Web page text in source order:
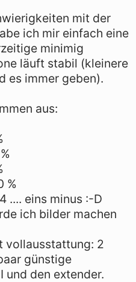
mit der
ich mir einfach eine
minimig
läuft stabil (kleinere
es immer geben).
aus:
%
.... eins minus :-D
ich bilder machen
vollausstattung: 2
günstige
und den extender.